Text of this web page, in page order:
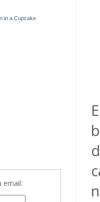
in a Cupcake
email: